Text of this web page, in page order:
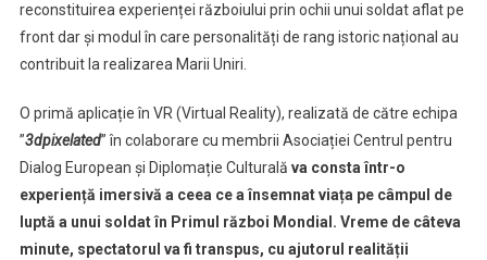
reconstituirea experienței războiului prin ochii unui soldat aflat pe
front dar și modul în care personalități de rang istoric național au
contribuit la realizarea Marii Uniri.
O primă aplicație în VR (Virtual Reality), realizată de către echipa
”3dpixelated” în colaborare cu membrii Asociației Centrul pentru
Dialog European și Diplomație Culturală va consta într-o
experiență imersivă a ceea ce a însemnat viața pe câmpul de
luptă a unui soldat în Primul război Mondial. Vreme de câteva
minute, spectatorul va fi transpus, cu ajutorul realității